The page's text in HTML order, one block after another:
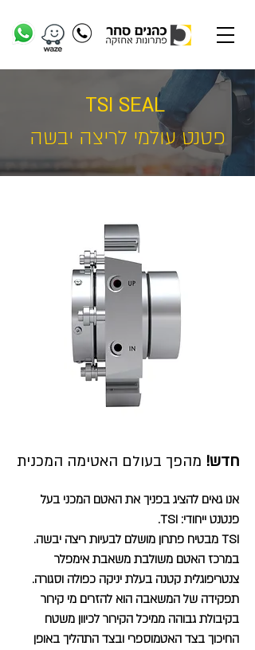
TSI SEAL
פטנט עולמי לריצה יבשה
חדש! מהפך בעולם האטימה המכנית
אנו גאים להציג בפניך את האטם המכני בעל
פנטנט ייחודי:
TSI מבטיח פתרון מושלם לבעיות ריצה יבשה.
במרכז האטם משולבת משאבת אימפלר
צנטריפוגלית קטנה בעלת יניקה כפולה וסגורה.
תפקידה של המשאבה הוא להזרים מי קירור
בקיבולת גבוהה ממיכל הקירור לכיוון משטח
החיכוך בצד האטמוספרי ובצד התהליך באופן